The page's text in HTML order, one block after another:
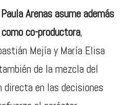
Paula Arenas asume además
co-productora,
Mejía y María Elisa
de la mezcla del
en las decisiones